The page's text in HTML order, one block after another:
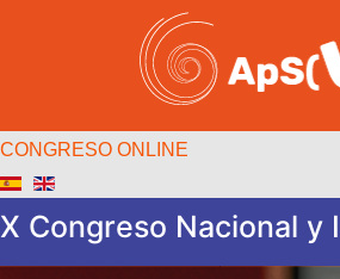
CONGRESO ONLINE
X Congreso Nacional